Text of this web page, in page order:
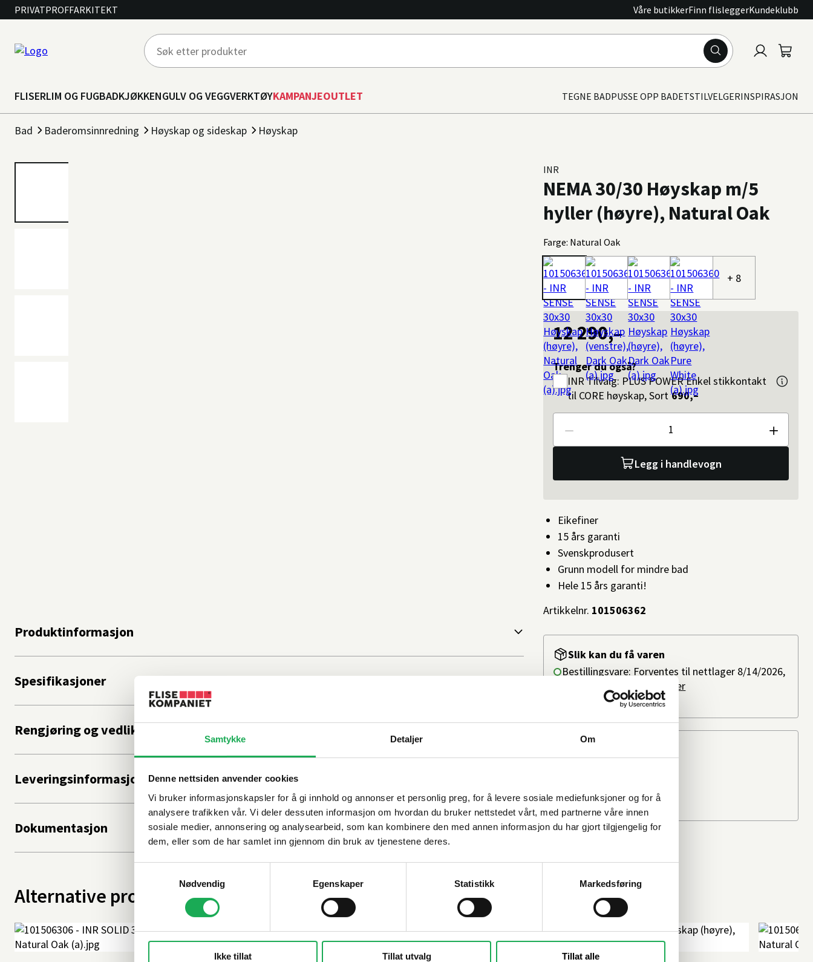
Samtykke Detaljer Om
Denne nettsiden anvender cookies
Vi bruker informasjonskapsler for å gi innhold og annonser et personlig preg, for å levere sosiale mediefunksjoner og for å
analysere trafikken vår. Vi deler dessuten informasjon om hvordan du bruker nettstedet vårt, med partnerne våre innen
sosiale medier, annonsering og analysearbeid, som kan kombinere den med annen informasjon du har gjort tilgjengelig for
dem, eller som de har samlet inn gjennom din bruk av tjenestene deres.
Nødvendig
Egenskaper Statistikk Markedsføring
Ikke tillat Tillat utvalg Tillat alle
PRIVATPROFFARKITEKT Våre butikkerFinn flisleggerKundeklubb
FLISERLIM OG FUGBADKJØKKENGULV OG VEGGVERKTØYKAMPANJEOUTLET TEGNE BADPUSSE OPP BADETSTILVELGERINSPIRASJON
Bad Baderomsinnredning Høyskap og sideskap Høyskap
INR
NEMA 30/30 Høyskap m/5
hyller (høyre), Natural Oak
Farge: Natural Oak
+ 8
12 290,–
Trenger du også?
INR Tilvalg: PLUS POWER Enkel stikkontakt
til CORE høyskap, Sort 690,–
Antall
Legg i handlevogn
Slik kan du få varen
Bestillingsvare: Forventes til nettlager 8/14/2026,
Les mer
Ikke på lager i butikk
Eikefiner
15 års garanti
Svenskprodusert
Grunn modell for mindre bad
Hele 15 års garanti!
Artikkelnr. 101506362
Produktinformasjon
Spesifikasjoner
Rengjøring og vedlikehold
Leveringsinformasjon
Dokumentasjon
Alternative produkter